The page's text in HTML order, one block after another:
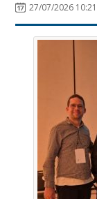
27/07/2026 10:21